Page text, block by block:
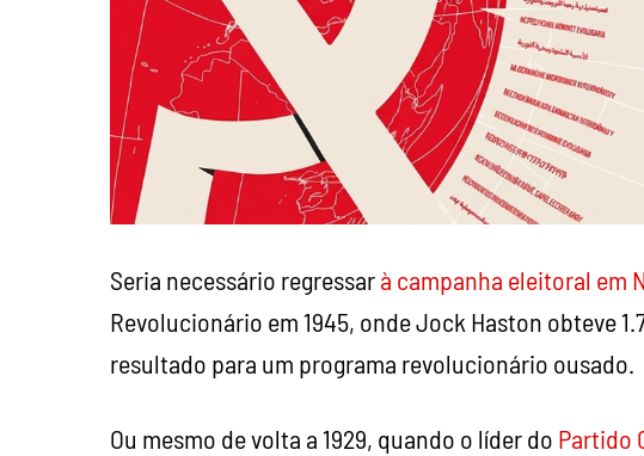
Seria necessário regressarà campanha eleitoral em
Revolucionário em 1945, onde Jock Haston obteve
resultado para um programa revolucionário ousado.
Ou mesmo de volta a 1929, quando o líder do Partido